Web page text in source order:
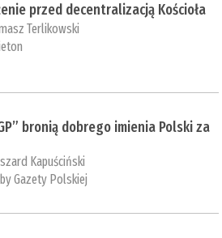
przed decentralizacją Kościoła
Terlikowski
bronią dobrego imienia Polski za
Kapuściński
Gazety Polskiej